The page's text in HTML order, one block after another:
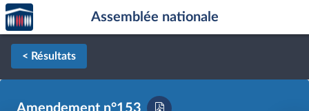
Aller au contenu
Aller en bas de la page
Accèder
à la
page
d'accueil
Assemblée nationale
< Résultats
Amendement n°153